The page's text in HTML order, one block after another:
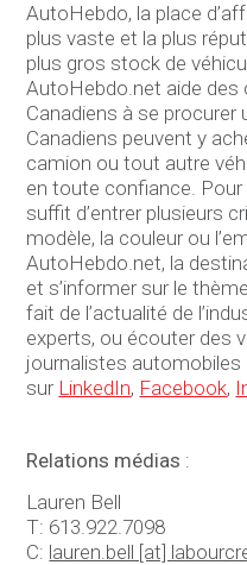
AutoHebdo, la place
plus vaste et la plus
plus gros stock de
AutoHebdo.net aide des
Canadiens à se procurer
Canadiens peuvent y
camion ou tout autre
en toute confiance. Pour
suffit d’entrer plusieurs
modèle, la couleur ou
AutoHebdo.net, la
et s’informer sur le
fait de l’actualité de
experts, ou écouter des
journalistes
sur LinkedIn, Facebook,
Relations médias :
Lauren Bell
T: 613.922.7098
C: lauren.bell [at]